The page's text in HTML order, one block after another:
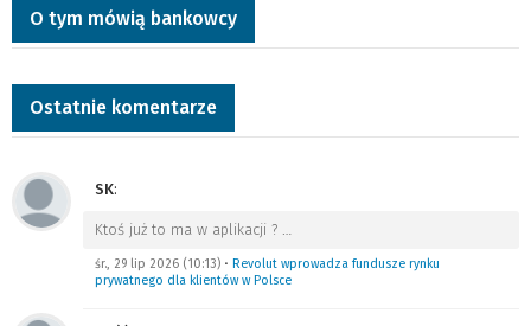
O tym mówią bankowcy
Ostatnie komentarze
SK:
Ktoś już to ma w aplikacji ? …
śr., 29 lip 2026 (10:13) • Revolut wprowadza fundusze rynku
prywatnego dla klientów w Polsce